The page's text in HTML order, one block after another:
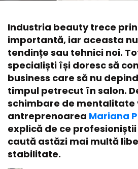
Industria beauty trece
importantă, iar aceasta
tendințe sau tehnici noi.
specialiști își doresc să
business care să nu
timpul petrecut în salon.
schimbare de mentalitate
antreprenoarea Mariana
explică de ce
caută astăzi mai multă
stabilitate.